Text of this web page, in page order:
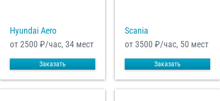
Hyundai Aero
от 2500 ₽/час, 34 мест
Заказать
Scania
от 3500 ₽/час, 50 мест
Заказать